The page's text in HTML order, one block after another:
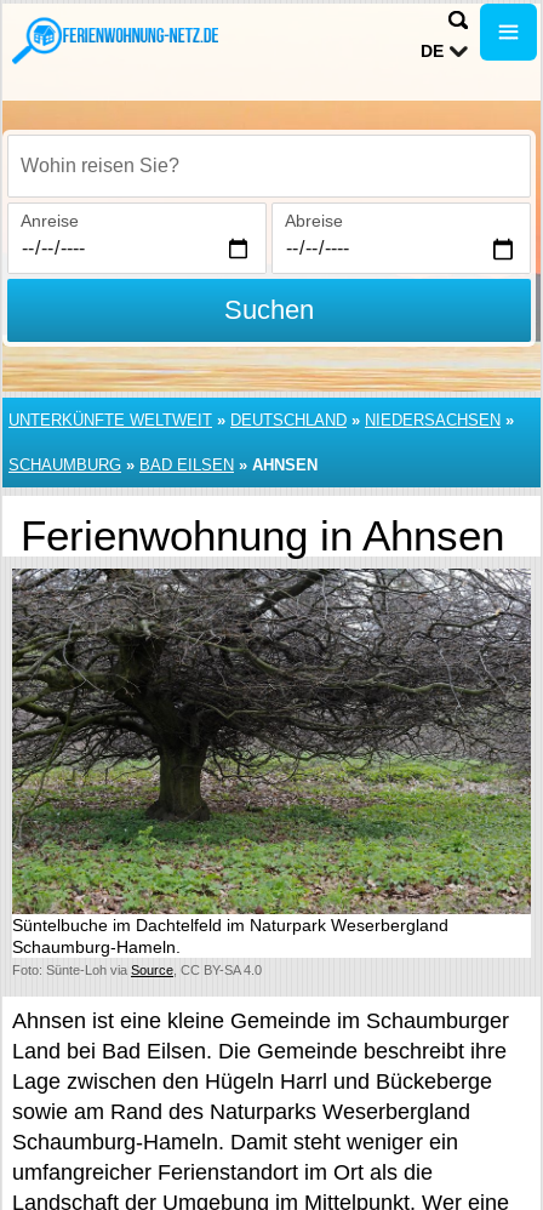
DE
Wohin reisen Sie?
Anreise Abreise
Suchen
UNTERKÜNFTE WELTWEIT » DEUTSCHLAND » NIEDERSACHSEN »
SCHAUMBURG » BAD EILSEN » AHNSEN
Ferienwohnung in Ahnsen
Süntelbuche im Dachtelfeld im Naturpark Weserbergland
Schaumburg-Hameln.
Foto: Sünte-Loh via Source , CC BY-SA 4.0
Ahnsen ist eine kleine Gemeinde im Schaumburger
Land bei Bad Eilsen. Die Gemeinde beschreibt ihre
Lage zwischen den Hügeln Harrl und Bückeberge
sowie am Rand des Naturparks Weserbergland
Schaumburg-Hameln. Damit steht weniger ein
umfangreicher Ferienstandort im Ort als die
Landschaft der Umgebung im Mittelpunkt. Wer eine